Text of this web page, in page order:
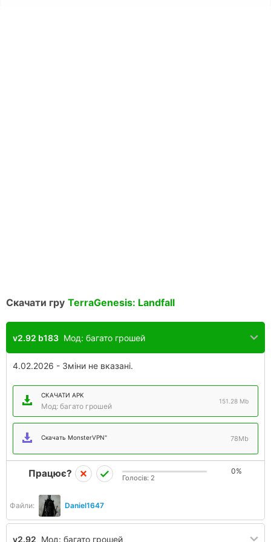
Скачати гру TerraGenesis: Landfall
v2.92 b183 Мод: багато грошей
4.02.2026 - Зміни не вказані.
СКАЧАТИ APK
Мод: багато грошей
151.28 Mb
Скачать MonsterVPN" 78Mb
Файли: Daniel1647
Працює? 0%
Голосів: 2
v2.92 Мод: багато грошей